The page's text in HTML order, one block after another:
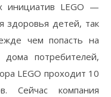
инициатив LEGO —
здоровья детей, так
чем попасть на
потребителей,
LEGO проходит 10
Сейчас компания